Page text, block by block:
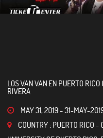
LOS VAN VAN EN PUERTO
RIVERA
MAY 31, 2019-31-MAY-
COUNTRY : PUERTO RICO